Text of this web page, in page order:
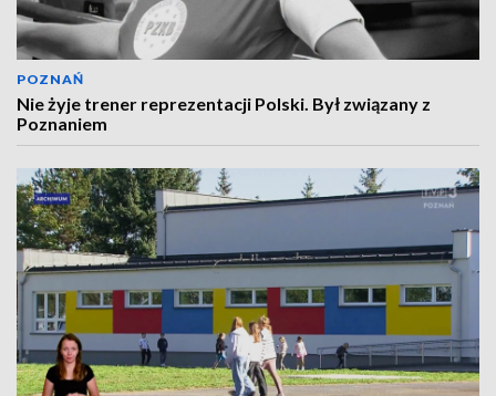
POZNAŃ
Nie żyje trener reprezentacji Polski. Był związany z
Poznaniem